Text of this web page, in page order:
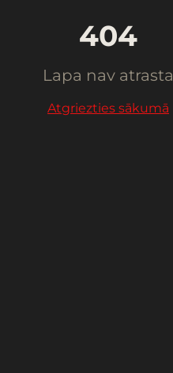
404
Lapa nav atrasta
Atgriezties sākumā